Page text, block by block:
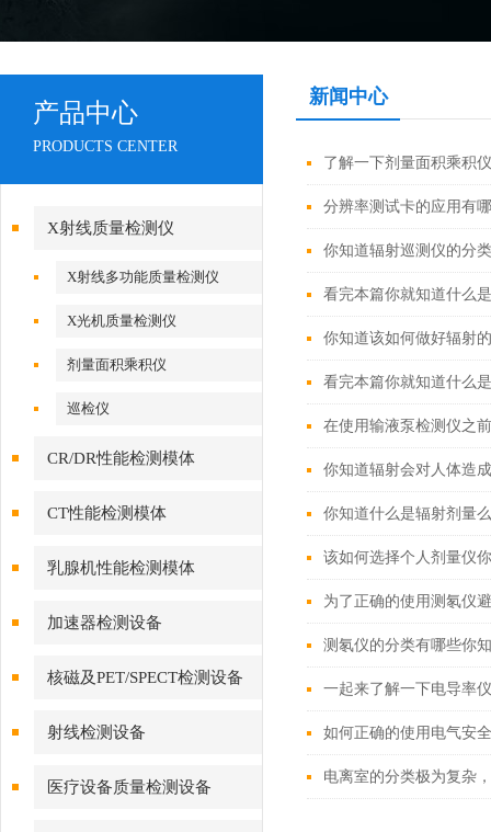
产品中心
PRODUCTS CENTER
X射线质量检测仪
X射线多功能质量检测仪
X光机质量检测仪
剂量面积乘积仪
巡检仪
CR/DR性能检测模体
CT性能检测模体
乳腺机性能检测模体
加速器检测设备
核磁及PET/SPECT检测设备
射线检测设备
医疗设备质量检测设备
新闻中心
了解一下剂量面积乘积
分辨率测试卡的应用有
你知道辐射巡测仪的分
看完本篇你就知道什么
你知道该如何做好辐射
看完本篇你就知道什么
在使用输液泵检测仪之
你知道辐射会对人体造
你知道什么是辐射剂量
该如何选择个人剂量仪
为了正确的使用测氡仪
测氡仪的分类有哪些你
一起来了解一下电导率
如何正确的使用电气安
电离室的分类极为复杂